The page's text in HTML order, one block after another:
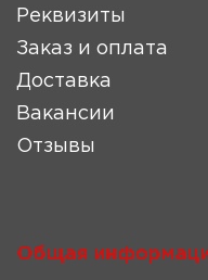
Реквизиты
Заказ и оплата
Доставка
Вакансии
Отзывы
Общая